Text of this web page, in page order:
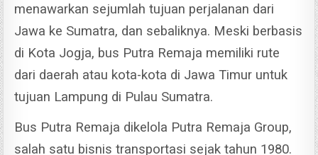
menawarkan sejumlah tujuan perjalanan dari
Jawa ke Sumatra, dan sebaliknya. Meski berbasis
di Kota Jogja, bus Putra Remaja memiliki rute
dari daerah atau kota-kota di Jawa Timur untuk
tujuan Lampung di Pulau Sumatra.
Bus Putra Remaja dikelola Putra Remaja Group,
salah satu bisnis transportasi sejak tahun 1980.